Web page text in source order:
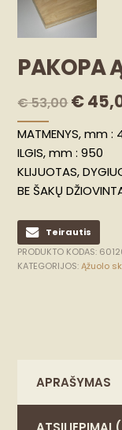
PAKOPA
€53,00€
MATMENYS, mm :
ILGIS, mm : 950
KLIJUOTAS,
BE ŠAKŲ
Teirautis
PRODUKTO KODAS:
KATEGORIJOS:Ąžuolo
APRAŠYMAS